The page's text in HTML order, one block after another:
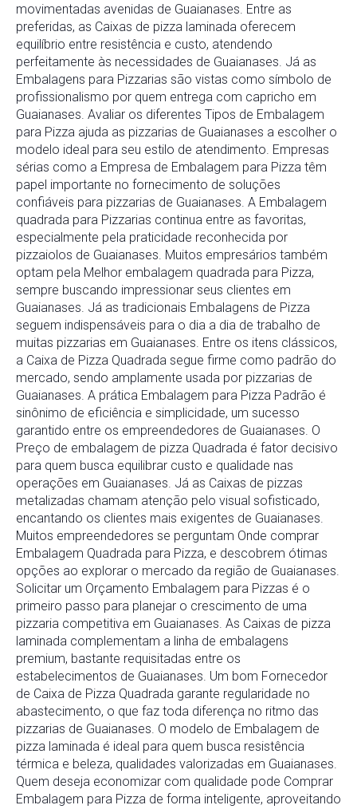
movimentadas avenidas de Guaianases. Entre as
preferidas, as Caixas de pizza laminada oferecem
equilíbrio entre resistência e custo, atendendo
perfeitamente às necessidades de Guaianases. Já as
Embalagens para Pizzarias são vistas como símbolo de
profissionalismo por quem entrega com capricho em
Guaianases. Avaliar os diferentes Tipos de Embalagem
para Pizza ajuda as pizzarias de Guaianases a escolher o
modelo ideal para seu estilo de atendimento. Empresas
sérias como a Empresa de Embalagem para Pizza têm
papel importante no fornecimento de soluções
confiáveis para pizzarias de Guaianases. A Embalagem
quadrada para Pizzarias continua entre as favoritas,
especialmente pela praticidade reconhecida por
pizzaiolos de Guaianases. Muitos empresários também
optam pela Melhor embalagem quadrada para Pizza,
sempre buscando impressionar seus clientes em
Guaianases. Já as tradicionais Embalagens de Pizza
seguem indispensáveis para o dia a dia de trabalho de
muitas pizzarias em Guaianases. Entre os itens clássicos,
a Caixa de Pizza Quadrada segue firme como padrão do
mercado, sendo amplamente usada por pizzarias de
Guaianases. A prática Embalagem para Pizza Padrão é
sinônimo de eficiência e simplicidade, um sucesso
garantido entre os empreendedores de Guaianases. O
Preço de embalagem de pizza Quadrada é fator decisivo
para quem busca equilibrar custo e qualidade nas
operações em Guaianases. Já as Caixas de pizzas
metalizadas chamam atenção pelo visual sofisticado,
encantando os clientes mais exigentes de Guaianases.
Muitos empreendedores se perguntam Onde comprar
Embalagem Quadrada para Pizza, e descobrem ótimas
opções ao explorar o mercado da região de Guaianases.
Solicitar um Orçamento Embalagem para Pizzas é o
primeiro passo para planejar o crescimento de uma
pizzaria competitiva em Guaianases. As Caixas de pizza
laminada complementam a linha de embalagens
premium, bastante requisitadas entre os
estabelecimentos de Guaianases. Um bom Fornecedor
de Caixa de Pizza Quadrada garante regularidade no
abastecimento, o que faz toda diferença no ritmo das
pizzarias de Guaianases. O modelo de Embalagem de
pizza laminada é ideal para quem busca resistência
térmica e beleza, qualidades valorizadas em Guaianases.
Quem deseja economizar com qualidade pode Comprar
Embalagem para Pizza de forma inteligente, aproveitando